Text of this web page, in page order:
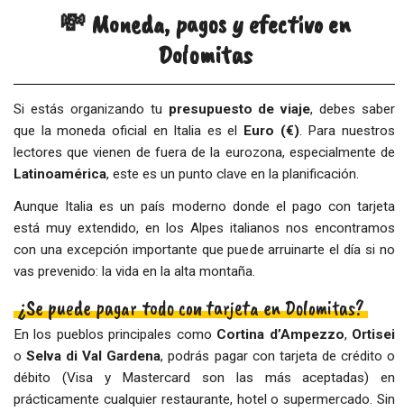
💸 Moneda, pagos y efectivo en
Dolomitas
Si estás organizando tu presupuesto de viaje, debes saber
que la moneda oficial en Italia es el Euro (€). Para nuestros
lectores que vienen de fuera de la eurozona, especialmente de
Latinoamérica, este es un punto clave en la planificación.
Aunque Italia es un país moderno donde el pago con tarjeta
está muy extendido, en los Alpes italianos nos encontramos
con una excepción importante que puede arruinarte el día si no
vas prevenido: la vida en la alta montaña.
¿Se puede pagar todo con tarjeta en Dolomitas?
En los pueblos principales como Cortina d’Ampezzo, Ortisei
oSelva di Val Gardena, podrás pagar con tarjeta de crédito o
débito (Visa y Mastercard son las más aceptadas) en
prácticamente cualquier restaurante, hotel o supermercado. Sin